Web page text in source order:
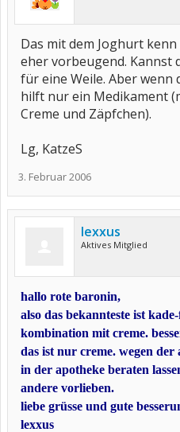
Das mit dem Joghurt
eher vorbeugend. Kannst
für eine Weile. Aber wenn
hilft nur ein Medikament
Creme und Zäpfchen).
Lg, KatzeS
3. Februar 2006
lexxus
Aktives Mitglied
hallo rote baronin,
also das bekannteste ist
kombination mit creme.
das ist nur creme. wegen
in der apotheke beraten
andere vorlieben.
liebe grüsse und gute
lexxus